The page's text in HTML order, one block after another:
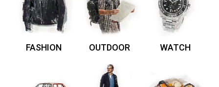
FASHION OUTDOOR WATCH